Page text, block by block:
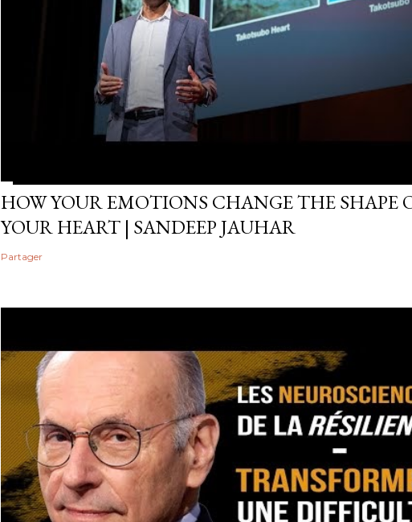
HOW YOUR EMOTIONS CHANGE THE SHAPE
YOUR HEART | SANDEEP JAUHAR
Partager